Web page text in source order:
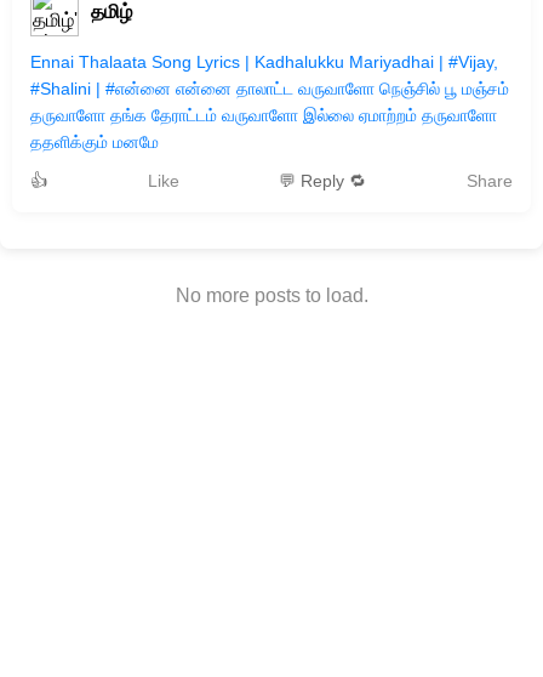
தமிழ்
Ennai Thalaata Song Lyrics | Kadhalukku Mariyadhai | #Vijay,
#Shalini | #என்னை என்னை தாலாட்ட வருவாளோ நெஞ்சில் பூ மஞ்சம்
தருவாளோ தங்க தேராட்டம் வருவாளோ இல்லை ஏமாற்றம் தருவாளோ
ததளிக்கும் மனமே
👍
Like 💬 Reply 🔁 Share
No more posts to load.